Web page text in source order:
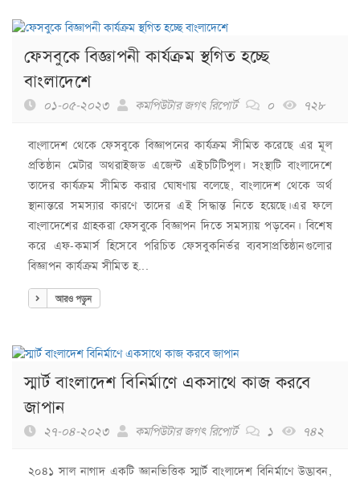
ফেসবুকে বিজ্ঞাপনী কার্যক্রম স্থগিত হচ্ছে
বাংলাদেশে
০১-০৫-২০২৩ কমপিউটার জগৎ রিপোর্ট ০ ৭২৮
বাংলাদেশ থেকে ফেসবুকে বিজ্ঞাপনের কার্যক্রম সীমিত করেছে এর মূল
প্রতিষ্ঠান মেটার অথরাইজড এজেন্ট এইচটিটিপুল। সংস্থাটি বাংলাদেশে
তাদের কার্যক্রম সীমিত করার ঘোষণায় বলেছে, বাংলাদেশ থেকে অর্থ
স্থানান্তরে সমস্যার কারণে তাদের এই সিদ্ধান্ত নিতে হয়েছে।এর ফলে
বাংলাদেশের গ্রাহকরা ফেসবুকে বিজ্ঞাপন দিতে সমস্যায় পড়বেন। বিশেষ
করে এফ-কমার্স হিসেবে পরিচিত ফেসবুকনির্ভর ব্যবসাপ্রতিষ্ঠানগুলোর
বিজ্ঞাপন কার্যক্রম সীমিত হ...
আরও পড়ুন
স্মার্ট বাংলাদেশ বিনির্মাণে একসাথে কাজ করবে
জাপান
২৭-০৪-২০২৩ কমপিউটার জগৎ রিপোর্ট ১ ৭৪২
২০৪১ সাল নাগাদ একটি জ্ঞানভিত্তিক স্মার্ট বাংলাদেশ বিনির্মাণে উদ্ভাবন,